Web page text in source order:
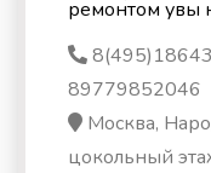
ремонтом увы
‭89779852046‬
Москва,
цокольный